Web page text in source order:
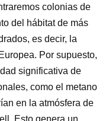
colonias de
del hábitat de más
es decir, la
Por supuesto,
significativa de
como el metano
en la atmósfera de
Esto genera un